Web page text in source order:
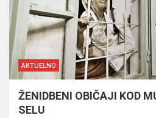
AKTUELNO
ŽENIDBENI OBIČAJI KOD
SELU